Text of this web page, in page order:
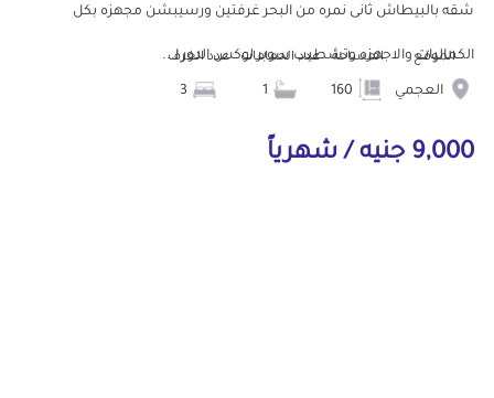
شقه بالبيطاش ثانى نمره من البحر غرفتين ورسيبشن مجهزه بكل
الكماليات والاجهزه وتشطيب سوبر لوكس الدور ا...
الموقع
العجمي
المساحة عدد الحمامات عدد الغرف
9,000 جنيه / شهرياً